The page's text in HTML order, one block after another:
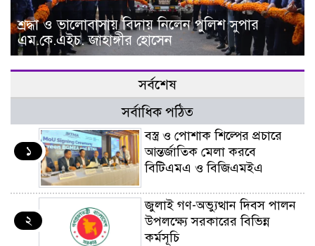
শ্রদ্ধা ও ভালোবাসায় বিদায় নিলেন পুলিশ সুপার
এম.কে.এইচ. জাহাঙ্গীর হোসেন
সর্বশেষ
সর্বাধিক পঠিত
১
বস্ত্র ও পোশাক শিল্পের প্রচারে
আন্তর্জাতিক মেলা করবে
বিটিএমএ ও বিজিএমইএ
২
জুলাই গণ-অভ্যুত্থান দিবস পালন
উপলক্ষ্যে সরকারের বিভিন্ন
কর্মসূচি